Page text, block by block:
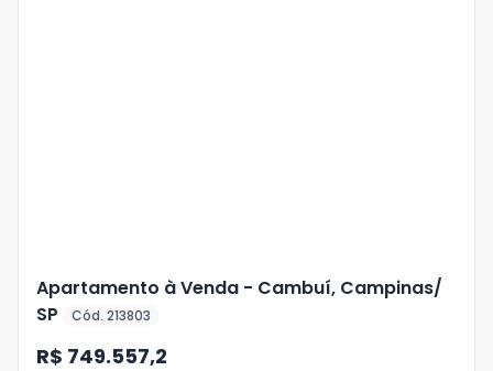
Apartamento à Venda - Cambuí, Campinas/
SP
Cód. 213803
R$ 749.557,2